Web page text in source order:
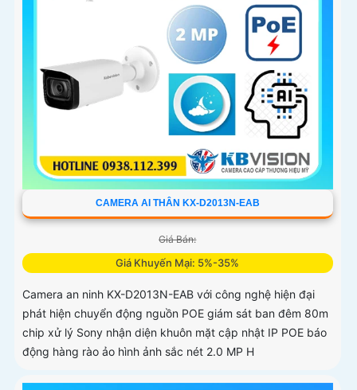
CAMERA AI THÂN KX-D2013N-EAB
Giá Bán:
Giá Khuyến Mại: 5%-35%
Camera an ninh KX-D2013N-EAB với công nghệ hiện đại
phát hiện chuyển động nguồn POE giám sát ban đêm 80m
chip xử lý Sony nhận diện khuôn mặt cập nhật IP POE báo
động hàng rào ảo hình ảnh sắc nét 2.0 MP H